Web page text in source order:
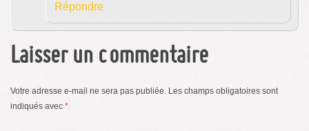
Répondre
Laisser un commentaire
Votre adresse e-mail ne sera pas publiée. Les champs obligatoires sont
indiqués avec *